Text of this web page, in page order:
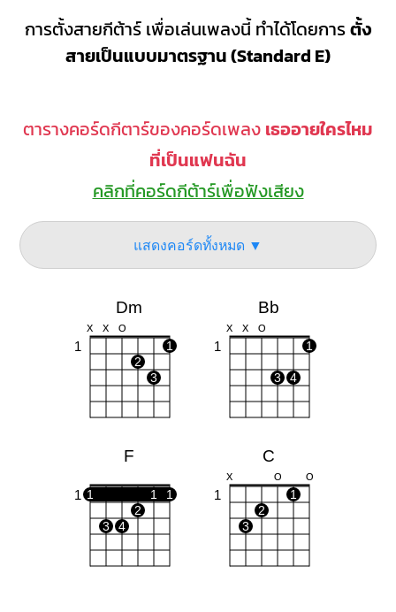
การตั้งสายกีต้าร์ เพื่อเล่นเพลงนี้ ทำได้โดยการตั้ง
สายเป็นแบบมาตรฐาน (Standard E)
ตารางคอร์ดกีตาร์ของคอร์ดเพลง เธออายใครไหม
ที่เป็นแฟนฉัน
คลิกที่คอร์ดกีต้าร์เพื่อฟังเสียง
แสดงคอร์ดทั้งหมด ▼
Dm
X X O
1
1
2
3
Bb
X X O
1 1
3 4
F
1 1 1
1
2
3
4
C
X O O
1
1
2
3